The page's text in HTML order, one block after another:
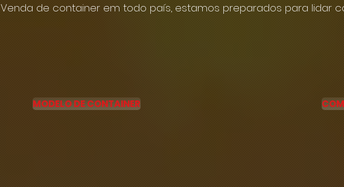
Venda de container em todo país, estamos preparados para lidar
MODELO DE CONTAINER